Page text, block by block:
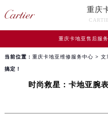
重庆
重庆卡地亚售后服
当前位置： 重庆卡地亚维修服务中心 > 文
搞定！
时尚救星：卡地亚腕